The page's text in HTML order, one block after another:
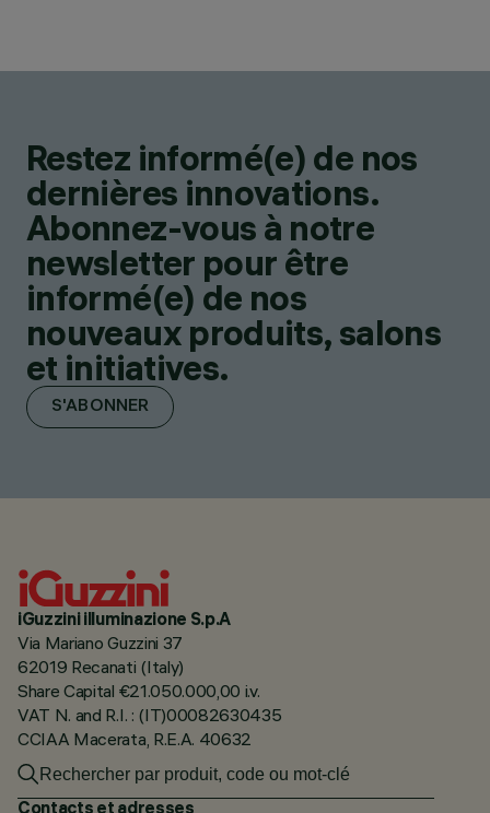
Restez informé(e) de nos
dernières innovations.
Abonnez-vous à notre
newsletter pour être
informé(e) de nos
nouveaux produits, salons
et initiatives.
S'ABONNER
iGuzzini illuminazione S.p.A
Via Mariano Guzzini 37
62019 Recanati (Italy)
Share Capital €21.050.000,00 i.v.
VAT N. and R.I. : (IT)00082630435
CCIAA Macerata, R.E.A. 40632
Contacts et adresses